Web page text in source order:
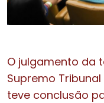
O julgamento da
Supremo
teve conclusão